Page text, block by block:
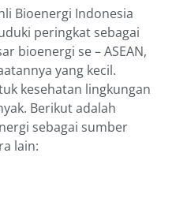
Bioenergi Indonesia
peringkat sebagai
bioenergi se – ASEAN,
yang kecil.
kesehatan lingkungan
Berikut adalah
sebagai sumber
lain: